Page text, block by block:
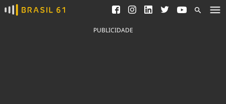
Ver todas as notícias
Saneamento
Indicadores
PUBLICIDADE